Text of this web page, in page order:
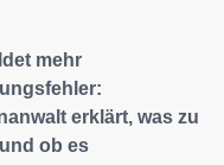
mehr
erklärt, was zu
ob es